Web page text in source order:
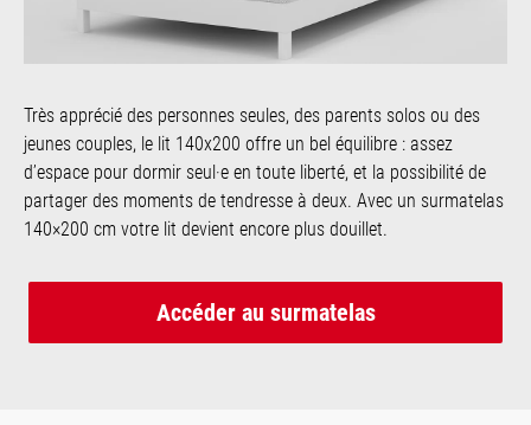
Très apprécié des personnes seules, des parents solos ou des
jeunes couples, le lit 140x200 offre un bel équilibre : assez
d’espace pour dormir seul·e en toute liberté, et la possibilité de
partager des moments de tendresse à deux. Avec un surmatelas
140×200 cm votre lit devient encore plus douillet.
Accéder au surmatelas